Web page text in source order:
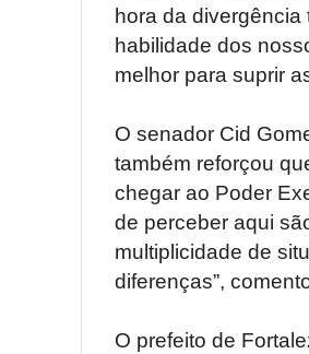
hora da
habilidade dos
melhor para suprir
O senador Cid
também reforçou
chegar ao Poder
de perceber aqui
multiplicidade de
diferenças”,
O prefeito de